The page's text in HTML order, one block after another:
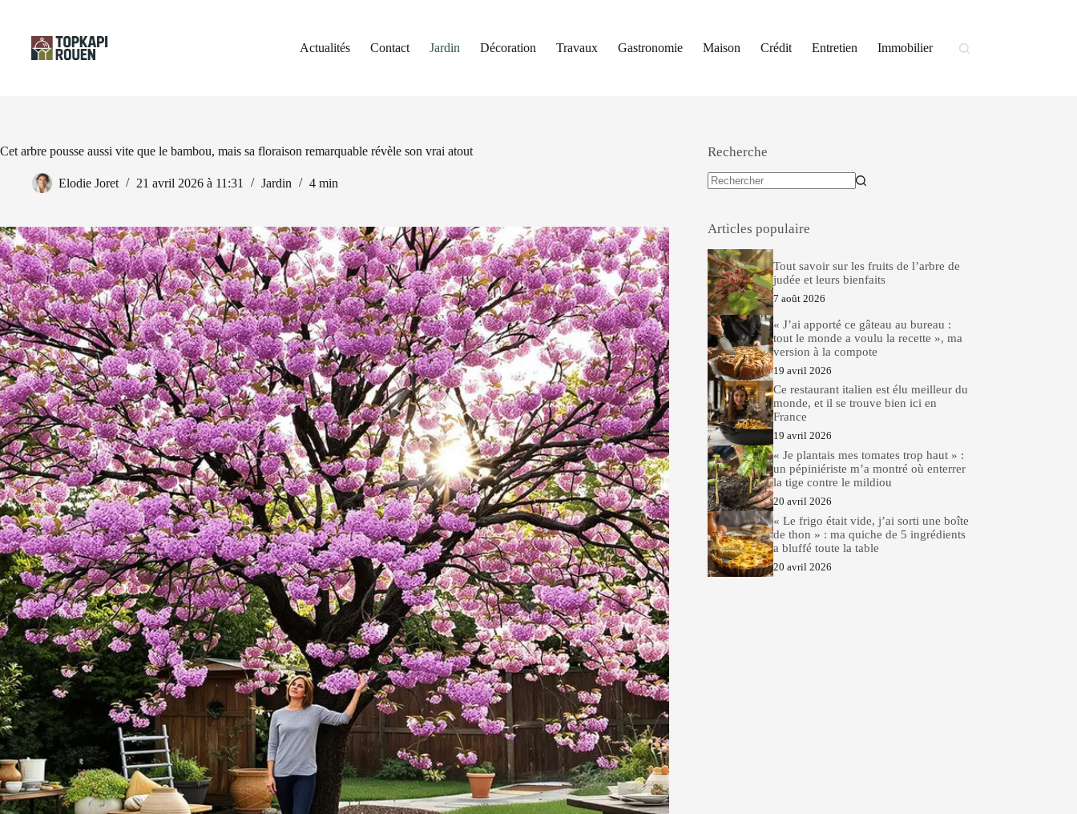
contenu
Actualités
Contact Jardin Décoration Travaux Gastronomie Maison Crédit Entretien Immobilier
Cet arbre pousse aussi vite que le bambou, mais sa floraison remarquable révèle son vrai atout
Elodie Joret 21 avril 2026 à 11:31 Jardin 4 min
Recherche
Articles populaire
Tout savoir sur les fruits de l’arbre de
judée et leurs bienfaits
7 août 2026
« J’ai apporté ce gâteau au bureau :
tout le monde a voulu la recette », ma
version à la compote
19 avril 2026
Ce restaurant italien est élu meilleur du
monde, et il se trouve bien ici en
France
19 avril 2026
« Je plantais mes tomates trop haut » :
un pépiniériste m’a montré où enterrer
la tige contre le mildiou
20 avril 2026
« Le frigo était vide, j’ai sorti une boîte
de thon » : ma quiche de 5 ingrédients
a bluffé toute la table
20 avril 2026